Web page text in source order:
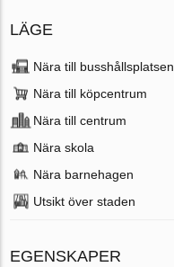
LÄGE
Nära till busshållsplatsen
Nära till köpcentrum
Nära till centrum
Nära skola
Nära barnehagen
Utsikt över staden
EGENSKAPER